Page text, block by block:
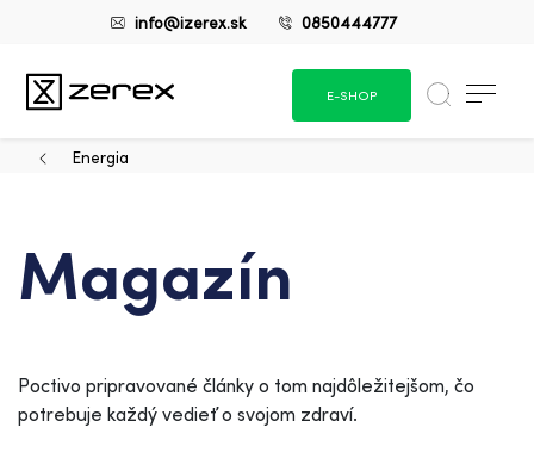
info@izerex.sk 0850444777
E-SHOP
Energia
Magazín
Poctivo pripravované články o tom najdôležitejšom, čo
potrebuje každý vedieť o svojom zdraví.